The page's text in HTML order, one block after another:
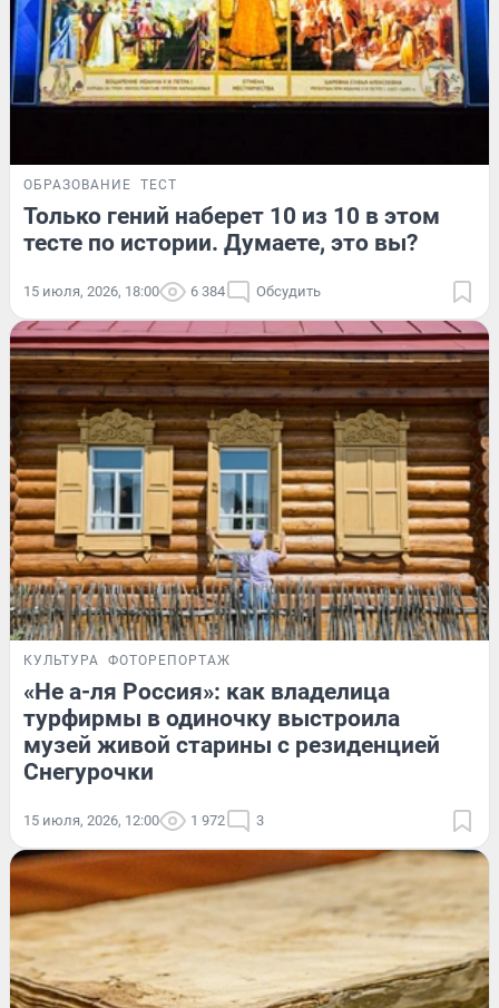
ОБРАЗОВАНИЕ ТЕСТ
Только гений наберет 10 из 10 в этом
тесте по истории. Думаете, это вы?
15 июля, 2026, 18:00 6 384 Обсудить
КУЛЬТУРА ФОТОРЕПОРТАЖ
«Не а-ля Россия»: как владелица
турфирмы в одиночку выстроила
музей живой старины с резиденцией
Снегурочки
15 июля, 2026, 12:00 1 972 3